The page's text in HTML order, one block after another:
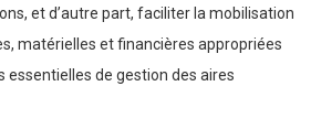
et d’autre part, faciliter la mobilisation
matérielles et financières appropriées
essentielles de gestion des aires